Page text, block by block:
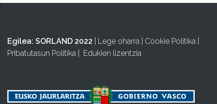
Egilea: SORLAND 2022 Lege oharra Cookie Politika
Pribatutasun Politika
Edukien lizentzia